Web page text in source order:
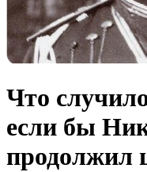
Что
если бы
продолжил